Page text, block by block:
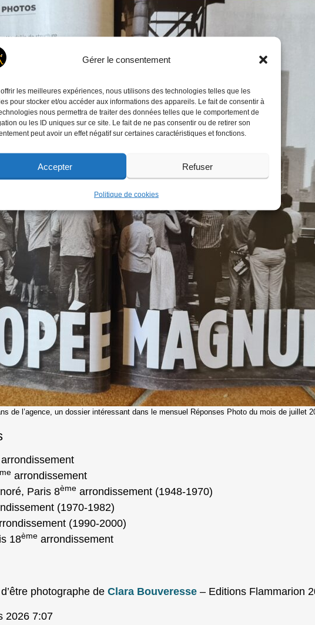
Gérer le consentement
les meilleures expériences, nous utilisons des technologies telles que les
pour stocker et/ou accéder aux informations des appareils. Le fait de consentir à
nous permettra de traiter des données telles que le comportement de
ou les ID uniques sur ce site. Le fait de ne pas consentir ou de retirer son
peut avoir un effet négatif sur certaines caractéristiques et fonctions.
Accepter Refuser
Politique de cookies
de l’agence, un dossier intéressant dans le mensuel Réponses Photo du mois de juillet
arrondissement
arrondissement
Paris 8ème arrondissement (1948-1970)
(1970-1982)
(1990-2000)
18ème arrondissement
photographe de Clara Bouveresse – Editions Flammarion
2026 7:07